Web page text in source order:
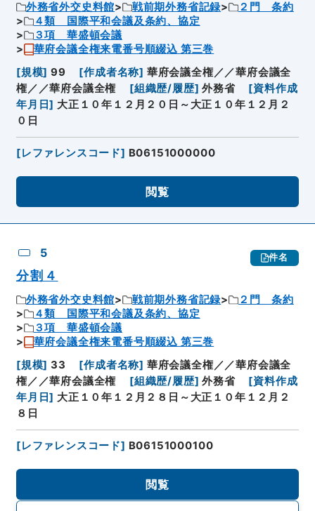
外務省外交史料館 戦前期外務省記録
２門 条約
４類 国際平和会議及条約、協定
３項 華盛頓会議
華府会議全権来電番号順綴込 第三巻
[規模] 99 [作成者名称] 華府会議全権／／華府会議全
権／／華府会議全権
[組織歴/履歴] 外務省 [資料作成
年月日] 大正１０年１２月２０日～大正１０年１２月２
０日
[レファレンスコード] B06151000000
閲覧
5 件名
分割４
外務省外交史料館 戦前期外務省記録
２門 条約
４類 国際平和会議及条約、協定
３項 華盛頓会議
華府会議全権来電番号順綴込 第三巻
[規模] 33 [作成者名称] 華府会議全権／／華府会議全
権／／華府会議全権
[組織歴/履歴] 外務省 [資料作成
年月日] 大正１０年１２月２８日～大正１０年１２月２
８日
[レファレンスコード] B06151000100
閲覧